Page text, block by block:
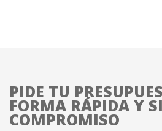
PIDE TU
FORMA RÁPIDA Y
COMPROMISO